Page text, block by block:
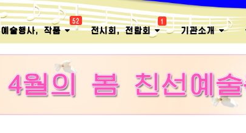
예술행사, 작품
52
전시회, 전람회
1
기관소개